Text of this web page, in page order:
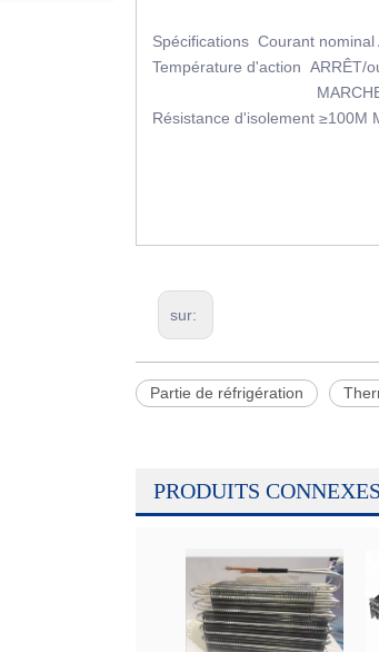
Spécifications Courant
Température d'action ARRÊT/
MARCHE/
Résistance d'isolement
sur:
Partie de réfrigération
PRODUITS CONNEXES